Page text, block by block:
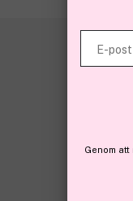
E-post
Genom